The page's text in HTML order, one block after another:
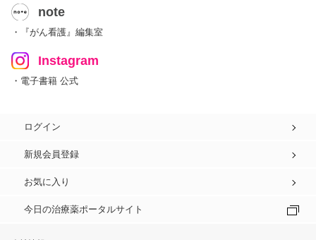
note
・『がん看護』編集室
Instagram
・電子書籍 公式
ログイン
新規会員登録
お気に入り
今日の治療薬ポータルサイト